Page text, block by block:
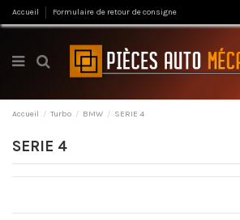
Accueil Formulaire de retour de consigne
Accueil Turbo BMW SERIE 4
SERIE 4